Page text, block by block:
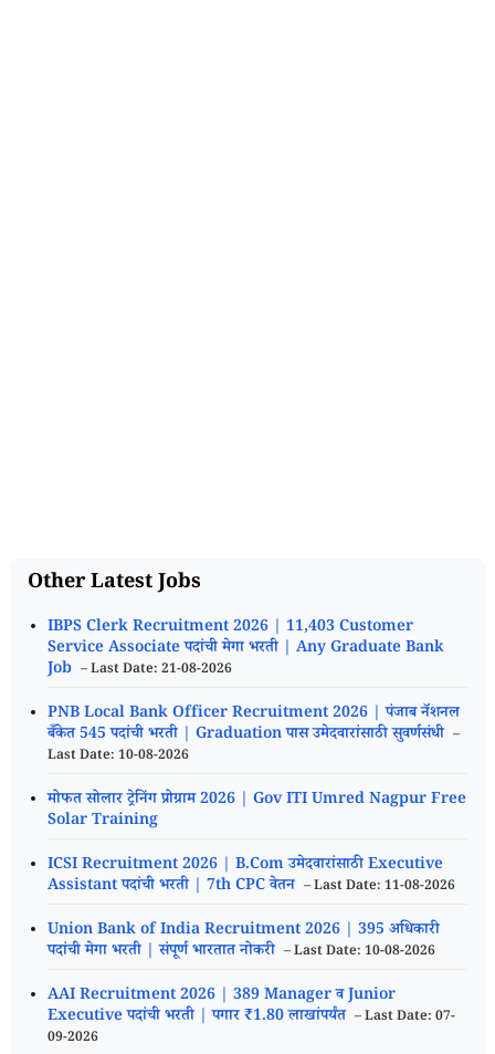
Other Latest Jobs
IBPS Clerk Recruitment 2026 | 11,403 Customer
Service Associate पदांची मेगा भरती | Any Graduate Bank
Job – Last Date: 21-08-2026
PNB Local Bank Officer Recruitment 2026 | पंजाब नॅशनल
बँकेत 545 पदांची भरती | Graduation पास उमेदवारांसाठी सुवर्णसंधी –
Last Date: 10-08-2026
मोफत सोलार ट्रेनिंग प्रोग्राम 2026 | Gov ITI Umred Nagpur Free
Solar Training
ICSI Recruitment 2026 | B.Com उमेदवारांसाठी Executive
Assistant पदांची भरती | 7th CPC वेतन – Last Date: 11-08-2026
Union Bank of India Recruitment 2026 | 395 अधिकारी
पदांची मेगा भरती | संपूर्ण भारतात नोकरी – Last Date: 10-08-2026
AAI Recruitment 2026 | 389 Manager व Junior
Executive पदांची भरती | पगार ₹1.80 लाखांपर्यंत – Last Date: 07-
09-2026